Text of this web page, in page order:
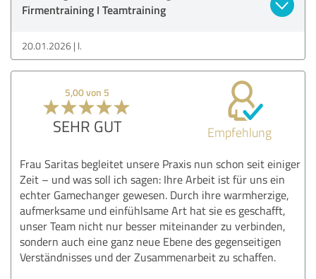
Firmentraining I Teamtraining
20.01.2026 I.
5,00 von 5
SEHR GUT Empfehlung
Frau Saritas begleitet unsere Praxis nun schon seit einiger
Zeit – und was soll ich sagen: Ihre Arbeit ist für uns ein
echter Gamechanger gewesen. Durch ihre warmherzige,
aufmerksame und einfühlsame Art hat sie es geschafft,
unser Team nicht nur besser miteinander zu verbinden,
sondern auch eine ganz neue Ebene des gegenseitigen
Verständnisses und der Zusammenarbeit zu schaffen.